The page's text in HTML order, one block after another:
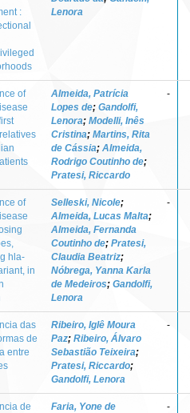
:
Lenora
of
Almeida, Patrícia
Lopes de; Gandolfi,
Lenora; Modelli, Inês
Cristina; Martins, Rita
de Cássia; Almeida,
Rodrigo Coutinho de;
Pratesi, Riccardo
-
of
hla-
in
Selleski, Nicole;
Almeida, Lucas Malta;
Almeida, Fernanda
Coutinho de; Pratesi,
Claudia Beatriz;
Nóbrega, Yanna Karla
de Medeiros; Gandolfi,
Lenora
-
das
de
entre
Ribeiro, Iglê Moura
Paz; Ribeiro, Álvaro
Sebastião Teixeira;
Pratesi, Riccardo;
Gandolfi, Lenora
-
de
Faria, Yone de
-